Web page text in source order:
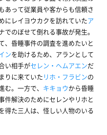
あって従業員や客からも信頼さ
にレイヨウカクを訪れていたア
でのぼせて倒れる事故が発生。
、昏睡事件の調査を進めたいと
ンを助けるため、アランとして
い相手がセレン・ヘムアエンだ
りに来ていた リホ・フラビンの
。一方で、 キキョウから昏睡
件解決のためにセレンやリホと
得た三人は、怪しい人物のいる